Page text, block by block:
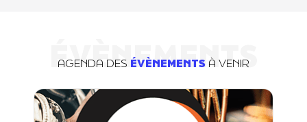
ÉVÈNEMENTS
AGENDA DES ÉVÈNEMENTS À VENIR